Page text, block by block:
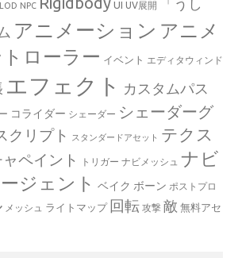
LOD NPC UI UV展開
アニメーション アニメ
ローラー イベント エディタウィンド
エフェクト カスタムパス
コライダー シェーダー シェーダーグ
クリプト スタンダードアセット テクス
ペイント トリガー ナビメッシュ ナビ
ジェント ベイク ボーン ポストプロ
メッシュ ライトマップ 回転 攻撃 敵 無料アセ